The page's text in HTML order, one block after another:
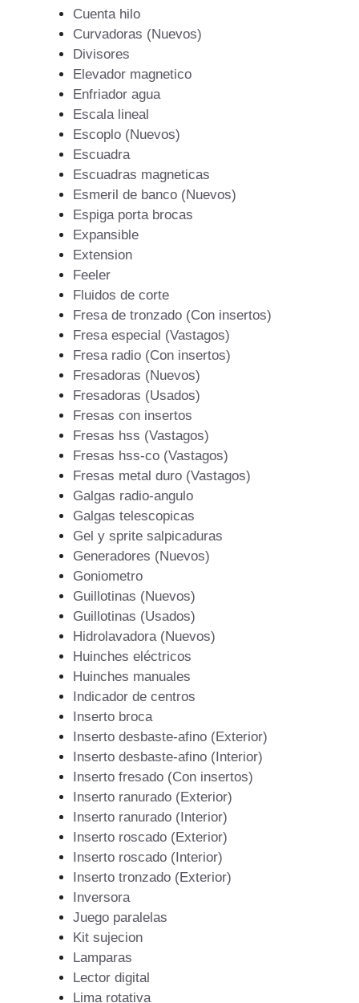
Cuenta hilo
Curvadoras (Nuevos)
Divisores
Elevador magnetico
Enfriador agua
Escala lineal
Escoplo (Nuevos)
Escuadra
Escuadras magneticas
Esmeril de banco (Nuevos)
Espiga porta brocas
Expansible
Extension
Feeler
Fluidos de corte
Fresa de tronzado (Con insertos)
Fresa especial (Vastagos)
Fresa radio (Con insertos)
Fresadoras (Nuevos)
Fresadoras (Usados)
Fresas con insertos
Fresas hss (Vastagos)
Fresas hss-co (Vastagos)
Fresas metal duro (Vastagos)
Galgas radio-angulo
Galgas telescopicas
Gel y sprite salpicaduras
Generadores (Nuevos)
Goniometro
Guillotinas (Nuevos)
Guillotinas (Usados)
Hidrolavadora (Nuevos)
Huinches eléctricos
Huinches manuales
Indicador de centros
Inserto broca
Inserto desbaste-afino (Exterior)
Inserto desbaste-afino (Interior)
Inserto fresado (Con insertos)
Inserto ranurado (Exterior)
Inserto ranurado (Interior)
Inserto roscado (Exterior)
Inserto roscado (Interior)
Inserto tronzado (Exterior)
Inversora
Juego paralelas
Kit sujecion
Lamparas
Lector digital
Lima rotativa